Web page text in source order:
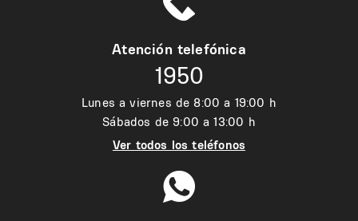
Atención telefónica
1950
Lunes a viernes de 8:00 a 19:00 h
Sábados de 9:00 a 13:00 h
Ver todos los teléfonos